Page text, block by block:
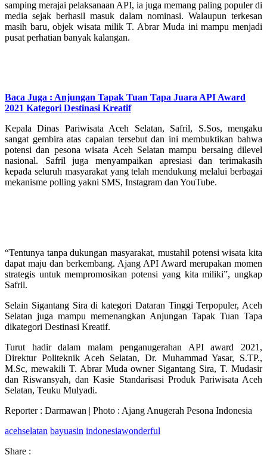
samping merajai pelaksanaan API, ia juga memang paling populer di
media sejak berhasil masuk dalam nominasi. Walaupun terkesan
masih baru, objek wisata milik T. Abrar Muda ini mampu menjadi
pusat perhatian banyak kalangan.
Baca Juga : Anjungan Tapak Tuan Tapa Juara API Award
2021 Kategori Destinasi Kreatif
Kepala Dinas Pariwisata Aceh Selatan, Safril, S.Sos, mengaku
sangat gembira atas capaian tersebut dan ini membuktikan bahwa
potensi dan pesona wisata Aceh Selatan mampu bersaing dilevel
nasional. Safril juga menyampaikan apresiasi dan terimakasih
kepada seluruh masyarakat yang telah mendukung melalui berbagai
mekanisme polling yakni SMS, Instagram dan YouTube.
“Tentunya tanpa dukungan masyarakat, mustahil potensi wisata kita
dapat maju dan berkembang. Ajang API Award merupakan momen
strategis untuk mempromosikan potensi yang kita miliki”, ungkap
Safril.
Selain Sigantang Sira di kategori Dataran Tinggi Terpopuler, Aceh
Selatan juga mampu memenangkan Anjungan Tapak Tuan Tapa
dikategori Destinasi Kreatif.
Turut hadir dalam malam penganugerahan API award 2021,
Direktur Politeknik Aceh Selatan, Dr. Muhammad Yasar, S.TP.,
M.Sc, mewakili T. Abrar Muda owner Sigantang Sira, T. Mudasir
dan Riswansyah, dan Kasie Standarisasi Produk Pariwisata Aceh
Selatan, Teuku Mulyadi.
Reporter : Darmawan | Photo : Ajang Anugerah Pesona Indonesia
acehselatan bayuasin indonesiawonderful
Share :